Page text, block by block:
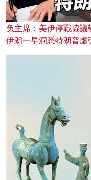
兔主席：美伊停戰協議
伊朗一早洞悉特朗普虛